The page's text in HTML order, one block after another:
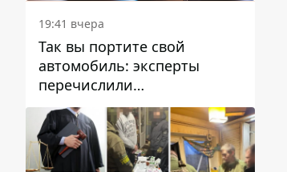
19:41 вчера
Так вы портите свой
автомобиль: эксперты
перечислили
распространенные
привычки водителей,
которые на самом деле
вредят машине